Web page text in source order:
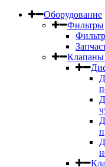
Оборудование
Фильтры
Клапаны